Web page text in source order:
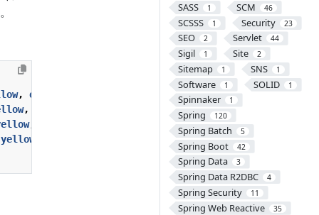
SASS 1 SCM 46
SCSSS 1 Security 23
SEO 2 Servlet 44
Sigil 1 Site 2
Sitemap 1 SNS 1
Software 1 SOLID 1
Spinnaker 1
Spring 120
Spring Batch 5
Spring Boot 42
Spring Data 3
Spring Data R2DBC 4
Spring Security 11
Spring Web Reactive 35
, orange
,
,
yellow